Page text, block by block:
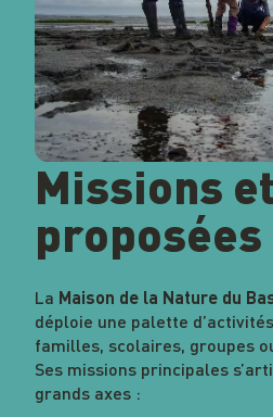
Missions
proposées
La Maison de la Nature du
déploie une palette
familles, scolaires, groupes
Ses missions principales
grands axes :